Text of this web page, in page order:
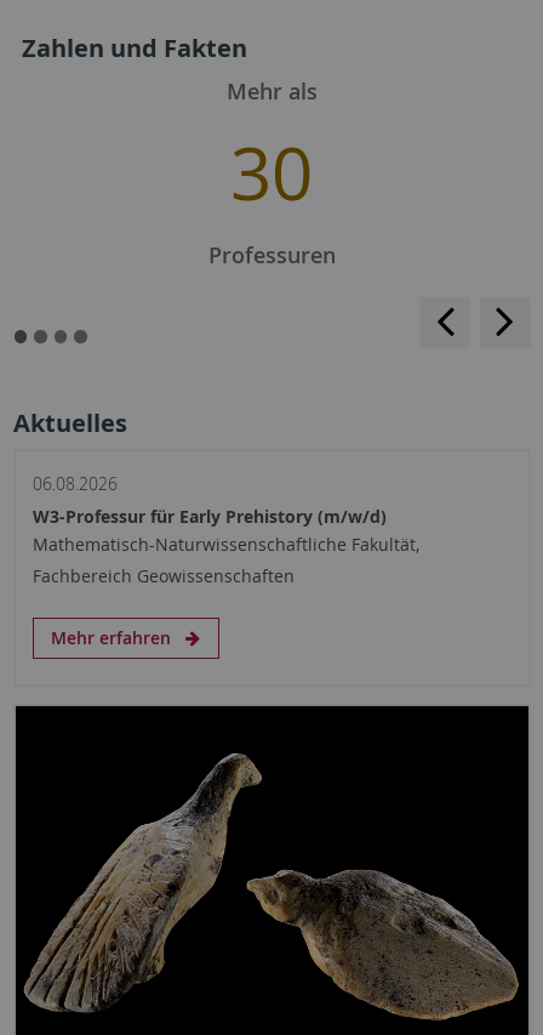
Zahlen und Fakten
Mehr als
30
Professuren
Aktuelles
06.08.2026
W3-Professur für Early Prehistory (m/w/d)
Mathematisch-Naturwissenschaftliche Fakultät,
Fachbereich Geowissenschaften
Mehr erfahren